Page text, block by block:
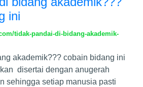
ini
tidak-pandai-di-bidang-akademik-
akademik??? cobain bidang ini
disertai dengan anugerah
sehingga setiap manusia pasti